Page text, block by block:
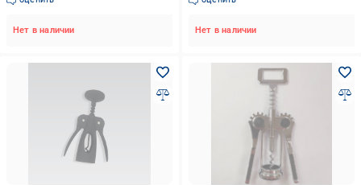
Нет в наличии Нет в наличии